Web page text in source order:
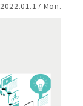
2022.01.17 Mon.